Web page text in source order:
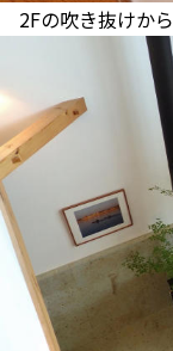
2Fの吹き抜けか